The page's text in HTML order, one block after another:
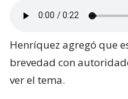
Henríquez agregó que
brevedad con
ver el tema.